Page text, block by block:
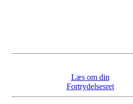
Læs om din
Fortrydelsesret